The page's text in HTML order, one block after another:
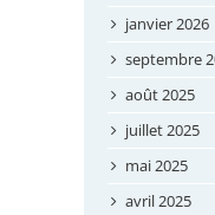
janvier 2026
septembre
août 2025
juillet 2025
mai 2025
avril 2025